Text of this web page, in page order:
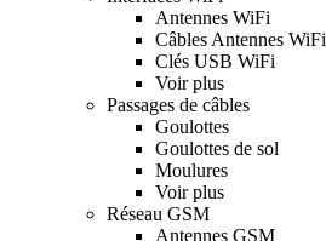
Antennes WiFi
Câbles Antennes WiFi
Clés USB WiFi
Voir plus
Passages de câbles
Goulottes
Goulottes de sol
Moulures
Voir plus
Réseau GSM
Antennes GSM